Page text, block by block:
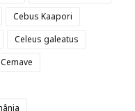
Cebus Kaapori
Celeus galeatus
Cemave